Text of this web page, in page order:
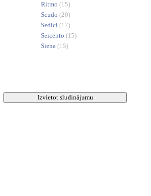
Ritmo (15)
Scudo (20)
Sedici (17)
Seicento (15)
Siena (15)